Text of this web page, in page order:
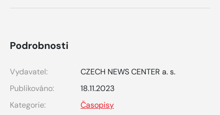
Podrobnosti
Vydavatel:
CZECH NEWS CENTER a. s.
Publikováno:
18.11.2023
Kategorie:
Časopisy